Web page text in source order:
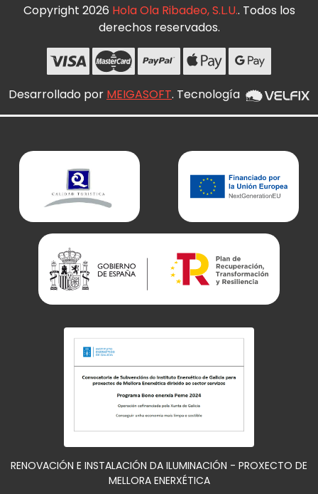
Copyright 2026 Hola Ola Ribadeo, S.L.U.. Todos los
derechos reservados.
Desarrollado por MEIGASOFT. Tecnología
RENOVACIÓN E INSTALACIÓN DA ILUMINACIÓN - PROXECTO DE
MELLORA ENERXÉTICA